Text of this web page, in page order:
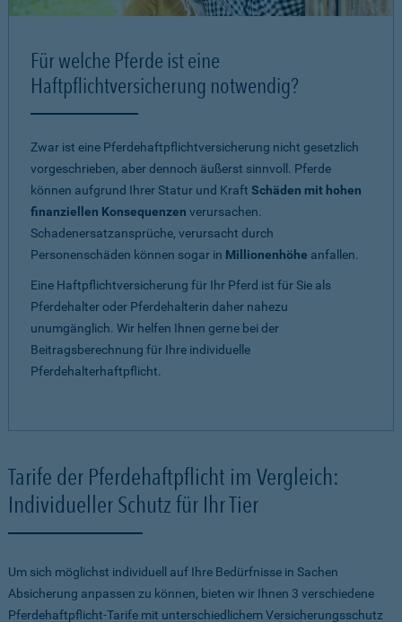
Für welche Pferde ist eine
Haftpflichtversicherung notwendig?
Zwar ist eine Pferdehaftpflichtversicherung nicht gesetzlich
vorgeschrieben, aber dennoch äußerst sinnvoll. Pferde
können aufgrund Ihrer Statur und Kraft Schäden mit hohen
finanziellen Konsequenzen verursachen.
Schadenersatzansprüche, verursacht durch
Personenschäden können sogar in Millionenhöhe anfallen.
Eine Haftpflichtversicherung für Ihr Pferd ist für Sie als
Pferdehalter oder Pferdehalterin daher nahezu
unumgänglich. Wir helfen Ihnen gerne bei der
Beitragsberechnung für Ihre individuelle
Pferdehalterhaftpflicht.
Tarife der Pferdehaftpflicht im Vergleich:
Individueller Schutz für Ihr Tier
Um sich möglichst individuell auf Ihre Bedürfnisse in Sachen
Absicherung anpassen zu können, bieten wir Ihnen 3 verschiedene
Pferdehaftpflicht-Tarife mit unterschiedlichem Versicherungsschutz